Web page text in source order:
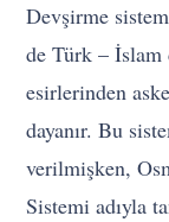
Devşirme
de Türk – İslam
esirlerinden
dayanır. Bu
verilmişken,
Sistemi adıyla